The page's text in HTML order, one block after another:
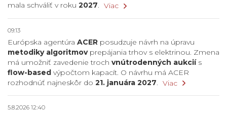
mala schváliť v roku 2027. Viac
09:13
Európska agentúra ACER posudzuje návrh na úpravu
metodiky algoritmovprepájania trhov s elektrinou. Zmena
má umožniť zavedenie troch vnútrodenných aukciís
flow-based výpočtom kapacít. O návrhu má ACER
rozhodnúť najneskôr do 21. januára 2027 Viac
5.8.2026 12:40